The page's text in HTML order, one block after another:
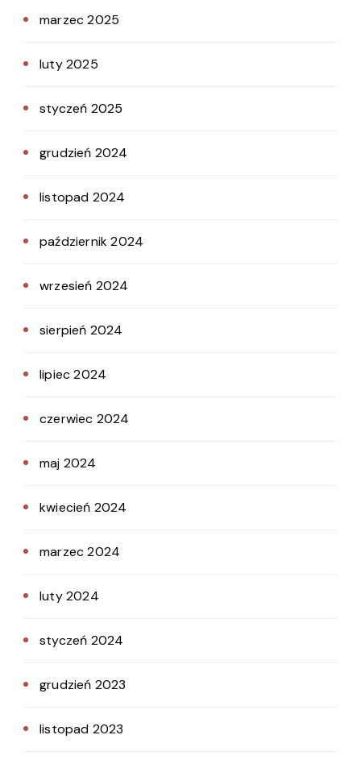
marzec 2025
luty 2025
styczeń 2025
grudzień 2024
listopad 2024
październik 2024
wrzesień 2024
sierpień 2024
lipiec 2024
czerwiec 2024
maj 2024
kwiecień 2024
marzec 2024
luty 2024
styczeń 2024
grudzień 2023
listopad 2023